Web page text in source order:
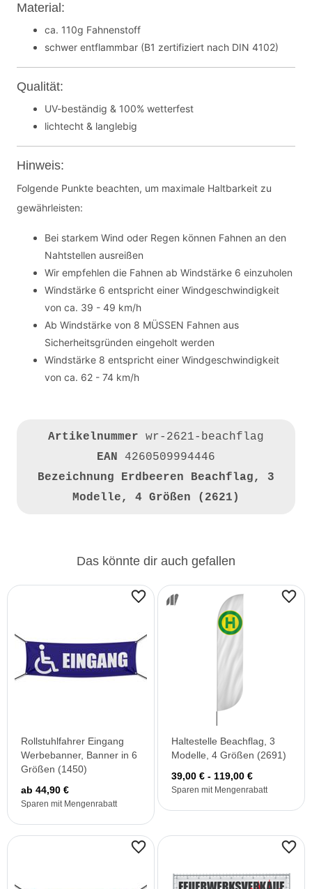
Material:
ca. 110g Fahnenstoff
schwer entflammbar (B1 zertifiziert nach DIN 4102)
Qualität:
UV-beständig & 100% wetterfest
lichtecht & langlebig
Hinweis:
Folgende Punkte beachten, um maximale Haltbarkeit zu
gewährleisten:
Bei starkem Wind oder Regen können Fahnen an den
Nahtstellen ausreißen
Wir empfehlen die Fahnen ab Windstärke 6 einzuholen
Windstärke 6 entspricht einer Windgeschwindigkeit
von ca. 39 - 49 km/h
Ab Windstärke von 8 MÜSSEN Fahnen aus
Sicherheitsgründen eingeholt werden
Windstärke 8 entspricht einer Windgeschwindigkeit
von ca. 62 - 74 km/h
Artikelnummer wr-2621-beachflag
EAN 4260509994446
Bezeichnung Erdbeeren Beachflag, 3
Modelle, 4 Größen (2621)
Das könnte dir auch gefallen
Rollstuhlfahrer Eingang
Werbebanner, Banner in 6
Größen (1450)
ab 44,90 €
Sparen mit Mengenrabatt
Haltestelle Beachflag, 3
Modelle, 4 Größen (2691)
39,00 € - 119,00 €
Sparen mit Mengenrabatt